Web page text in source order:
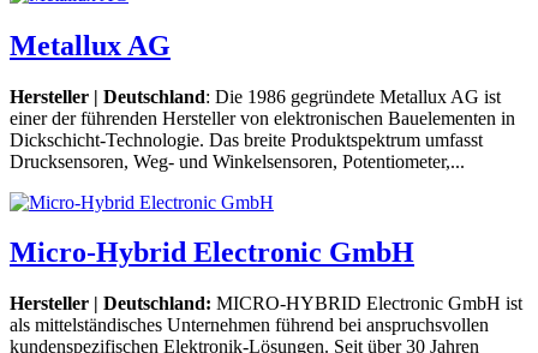
Metallux AG
Hersteller | Deutschland: Die 1986 gegründete Metallux AG ist
einer der führenden Hersteller von elektronischen Bauelementen in
Dickschicht-Technologie. Das breite Produktspektrum umfasst
Drucksensoren, Weg- und Winkelsensoren, Potentiometer,...
Micro-Hybrid Electronic GmbH
Hersteller | Deutschland: MICRO-HYBRID Electronic GmbH ist
als mittelständisches Unternehmen führend bei anspruchsvollen
kundenspezifischen Elektronik-Lösungen. Seit über 30 Jahren